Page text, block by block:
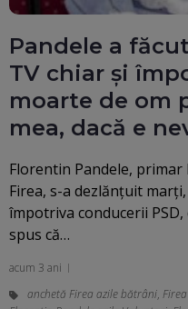
Pandele a
TV chiar și
moarte de om
mea, dacă e
Florentin Pandele,
Firea, s-a dezlănţuit
împotriva conducerii
spus că…
acum 3 ani
anchetă Firea azile bătrâni,